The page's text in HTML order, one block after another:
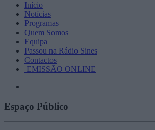
Início
Notícias
Programas
Quem Somos
Equipa
Passou na Rádio Sines
Contactos
EMISSÃO ONLINE
Espaço Público